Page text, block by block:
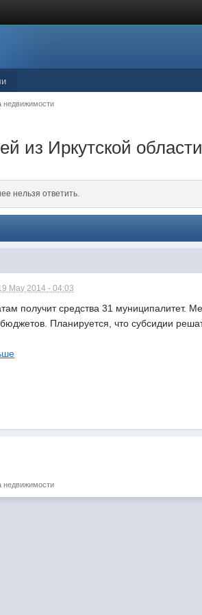
недвижимости
из Иркутской
нельзя ответить.
May 2014 - 04:03
получит средства 31
бюджетов. Планируется, что субсидии
недвижимости